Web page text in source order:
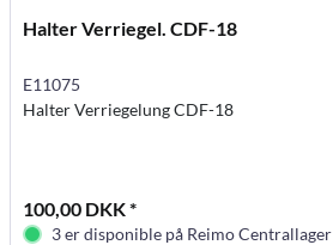
Halter Verriegel. CDF-18
E11075
Halter Verriegelung CDF-18
100,00 DKK *
3 er disponible på Reimo Centrallager